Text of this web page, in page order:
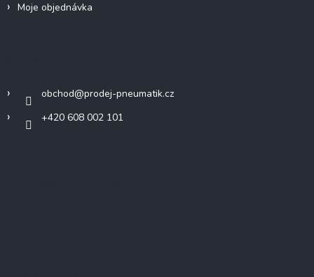
Moje objednávka
obchod@prodej-pneumatik.cz
+420 608 002 101